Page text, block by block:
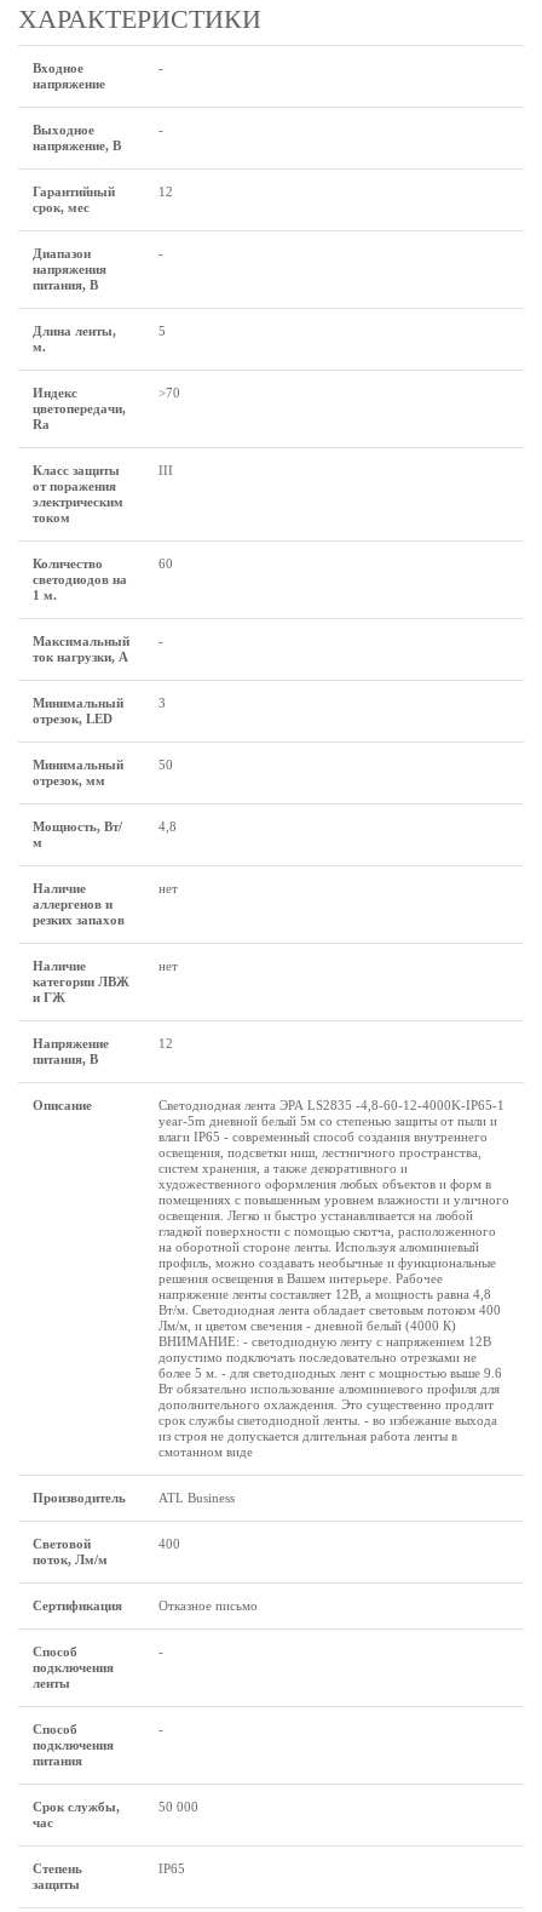
ХАРАКТЕРИСТИКИ
Входное
напряжение
-
Выходное
напряжение, В
-
Гарантийный
срок, мес
12
Диапазон
напряжения
питания, В
-
Длина ленты,
м.
5
Индекс
цветопередачи,
Ra
>70
Класс защиты
от поражения
электрическим
током
III
Количество
светодиодов на
1 м.
60
Максимальный
ток нагрузки, А
-
Минимальный
отрезок, LED
3
Минимальный
отрезок, мм
50
Мощность, Вт/
м
4,8
Наличие
аллергенов и
резких запахов
нет
Наличие
категории ЛВЖ
и ГЖ
нет
Напряжение
питания, В
12
Описание
Светодиодная лента ЭРА LS2835 -4,8-60-12-4000K-IP65-1
year-5m дневной белый 5м со степенью защиты от пыли и
влаги IP65 - современный способ создания внутреннего
освещения, подсветки ниш, лестничного пространства,
систем хранения, а также декоративного и
художественного оформления любых объектов и форм в
помещениях с повышенным уровнем влажности и уличного
освещения. Легко и быстро устанавливается на любой
гладкой поверхности с помощью скотча, расположенного
на оборотной стороне ленты. Используя алюминиевый
профиль, можно создавать необычные и функциональные
решения освещения в Вашем интерьере. Рабочее
напряжение ленты составляет 12В, а мощность равна 4,8
Вт/м. Светодиодная лента обладает световым потоком 400
Лм/м, и цветом свечения - дневной белый (4000 К)
ВНИМАНИЕ: - светодиодную ленту с напряжением 12В
допустимо подключать последовательно отрезками не
более 5 м. - для светодиодных лент с мощностью выше 9.6
Вт обязательно использование алюминиевого профиля для
дополнительного охлаждения. Это существенно продлит
срок службы светодиодной ленты. - во избежание выхода
из строя не допускается длительная работа ленты в
смотанном виде
Производитель ATL Business
Световой
поток, Лм/м
400
Сертификация Отказное письмо
Способ
подключения
ленты
-
Способ
подключения
питания
-
Срок службы,
час
50 000
Степень
защиты
IP65